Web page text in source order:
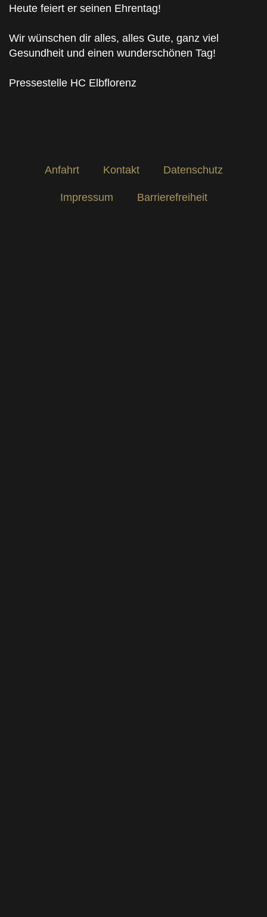
Heute feiert er seinen Ehrentag!
Wir wünschen dir alles, alles Gute, ganz viel
Gesundheit und einen wunderschönen Tag!
Pressestelle HC Elbflorenz
Anfahrt Kontakt Datenschutz
Impressum Barrierefreiheit